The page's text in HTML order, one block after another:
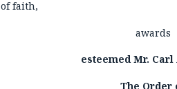
of faith,
awards
esteemed Mr.
The Order